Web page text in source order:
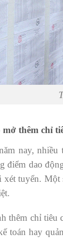
thêm chỉ
nay, nhiều
điểm dao
tuyển.
thêm chỉ tiêu
toán hay